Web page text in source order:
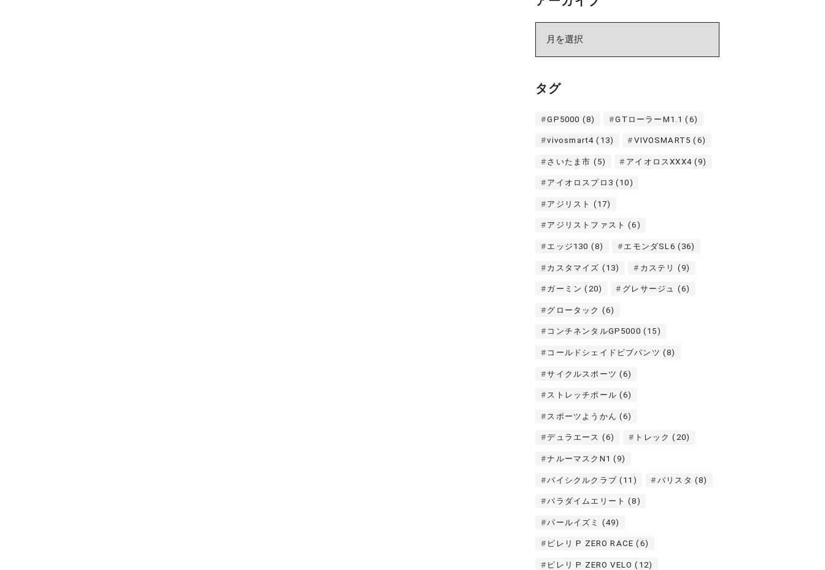
イ
タグ
GP5000 (8) GTローラーM1.1 (6)
vivosmart4 (13) VIVOSMART5 (6)
さいたま市 (5) アイオロスXXX4(9)
アイオロスプロ3 (10)
アジリスト (17)
アジリストファスト (6)
エッジ130 (8) エモンダSL6 (36)
カスタマイズ (13) カステリ (9)
ガーミン (20) グレサージュ (6)
グロータック (6)
コンチネンタルGP5000 (15)
コールドシェイドビブパンツ (8)
サイクルスポーツ (6)
ストレッチポール (6)
スポーツようかん (6)
デュラエース (6) トレック (20)
ナルーマスクN1 (9)
バイシクルクラブ (11) バリスタ (8)
パラダイムエリート (8)
パールイズミ (49)
ピレリ P ZERO RACE (6)
ピレリ P ZERO VELO (12)